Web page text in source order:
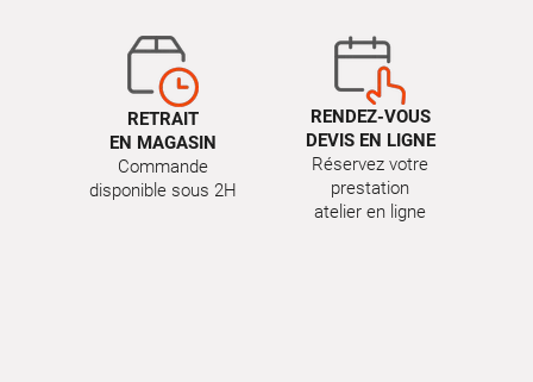
RETRAIT
EN MAGASIN
Commande
disponible sous 2H
RENDEZ-VOUS
DEVIS EN LIGNE
Réservez votre
prestation
atelier en ligne